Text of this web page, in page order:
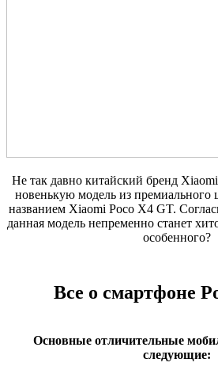
Не так давно китайский бренд
новенькую модель из премиального
названием Xiaomi Poco X4 GT.
данная модель непременно станет
особенного?
Все о смартфоне
Основные отличительные
следующие: